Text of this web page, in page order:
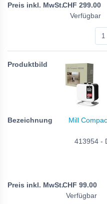
CHF 299.00
Verfügbar
Mill
413954 -
CHF 99.00
Verfügbar